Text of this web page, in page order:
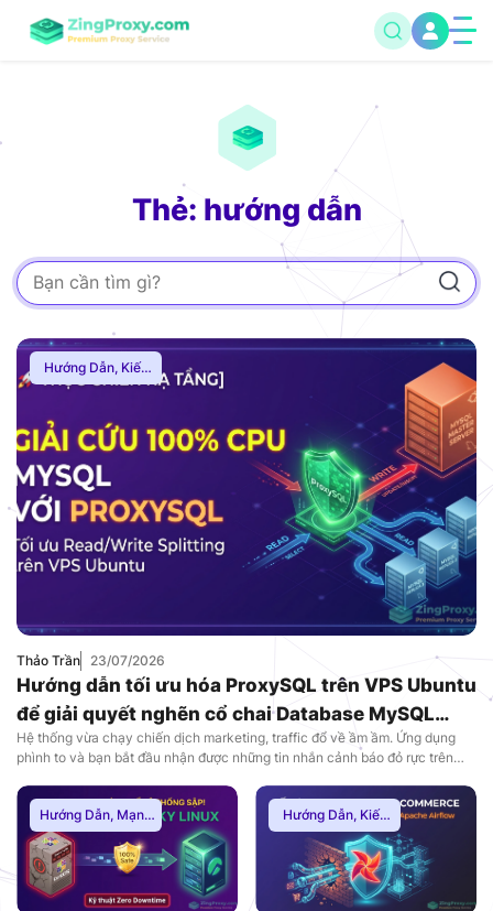
Thẻ: hướng dẫn
Hướng Dẫn, Kiến
Thức Proxy
Thảo Trần 23/07/2026
Hướng dẫn tối ưu hóa ProxySQL trên VPS Ubuntu
để giải quyết nghẽn cổ chai Database MySQL
(2026)
Hệ thống vừa chạy chiến dịch marketing, traffic đổ về ầm ầm. Ứng dụng
phình to và bạn bắt đầu nhận được những tin nhắn cảnh báo đỏ rực trên
many connections hoặc 502/504 Gateway Timeout xuất hiện dày đặc, dẫn
đến […]
Hướng Dẫn, Mạng
Internnet
Hướng Dẫn, Kiến
Thức Proxy,Proxy
Dân Cư